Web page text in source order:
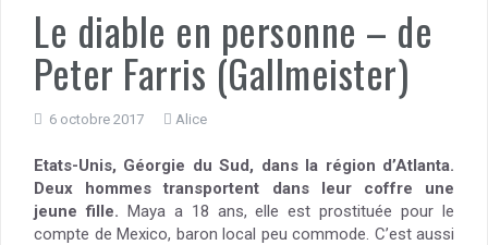
Le diable en personne – de
Peter Farris (Gallmeister)
6 octobre 2017 Alice
Etats-Unis, Géorgie du Sud, dans la région d’Atlanta.
Deux hommes transportent dans leur coffre une
jeune fille. Maya a 18 ans, elle est prostituée pour le
compte de Mexico, baron local peu commode. C’est aussi